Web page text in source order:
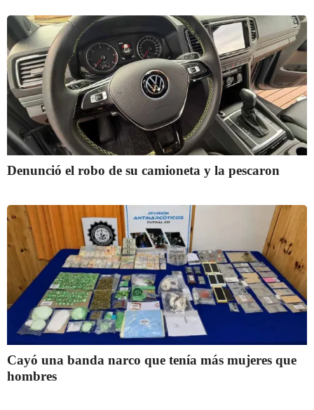
Denunció el robo de su camioneta y la pescaron
Cayó una banda narco que tenía más mujeres que
hombres